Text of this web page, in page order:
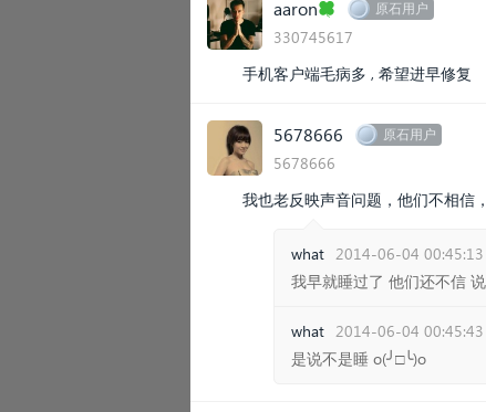
aaron🍀 原石用户
330745617
​手机客户端毛病多 , 希望进早修复
5678666 原石用户
5678666
我也老反映声音问题，他们不相信
what 2014-06-04 00:45:13
我早就睡过了 他们还不信
what 2014-06-04 00:45:43
是说不是睡 o(╯□╰)o